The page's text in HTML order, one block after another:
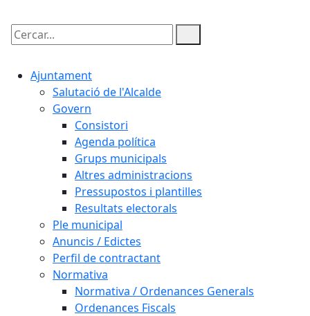
Cercar:
Ajuntament
Salutació de l'Alcalde
Govern
Consistori
Agenda política
Grups municipals
Altres administracions
Pressupostos i plantilles
Resultats electorals
Ple municipal
Anuncis / Edictes
Perfil de contractant
Normativa
Normativa / Ordenances Generals
Ordenances Fiscals